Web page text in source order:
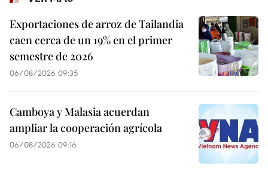
Exportaciones de arroz de Tailandia
caen cerca de un 19% en el primer
semestre de 2026
06/08/2026 09:35
Camboya y Malasia acuerdan
ampliar la cooperación agrícola
06/08/2026 09:16